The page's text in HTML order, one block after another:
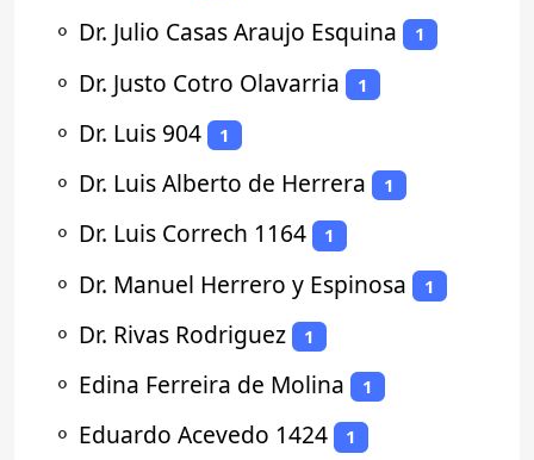
⚬ Dr. Julio Casas Araujo Esquina 1
⚬ Dr. Justo Cotro Olavarria 1
⚬ Dr. Luis 904 1
⚬ Dr. Luis Alberto de Herrera 1
⚬ Dr. Luis Correch 1164 1
⚬ Dr. Manuel Herrero y Espinosa 1
⚬ Dr. Rivas Rodriguez 1
⚬ Edina Ferreira de Molina 1
⚬ Eduardo Acevedo 1424 1